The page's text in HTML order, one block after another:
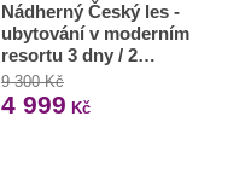
Nádherný Český les -
ubytování v moderním
resortu 3 dny / 2…
9 300 Kč
4 999 Kč